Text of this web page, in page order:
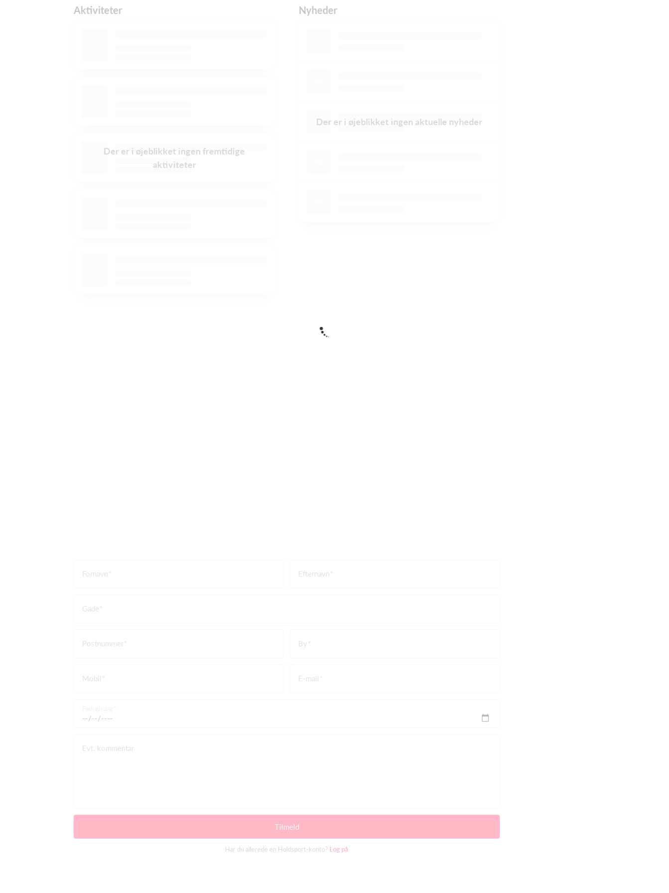
Aktiviteter
Der er i øjeblikket ingen fremtidige
aktiviteter
Nyheder
Der er i øjeblikket ingen aktuelle nyheder
Fornavn Efternavn
Gade
Postnummer By
Mobil E-mail
Evt. kommentar
Tilmeld
Har du allerede en Holdsport-konto? Log på